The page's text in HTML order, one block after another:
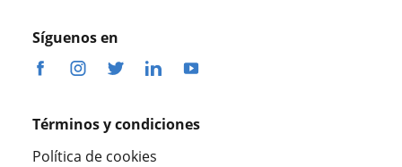
Síguenos en
Términos y condiciones
Política de cookies